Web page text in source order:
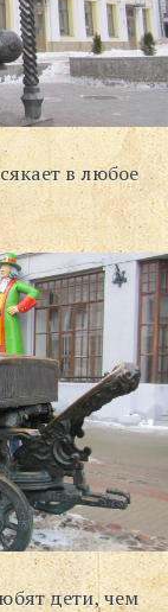
в любое
дети, чем